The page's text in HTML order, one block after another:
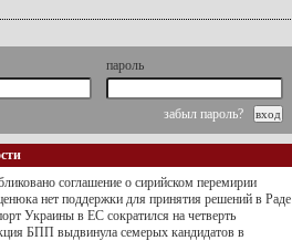
пароль
забыл пароль?
соглашение о сирийском перемирии
нет поддержки для принятия решений в Раде
Украины в ЕС сократился на четверть
БПП выдвинула семерых кандидатов в